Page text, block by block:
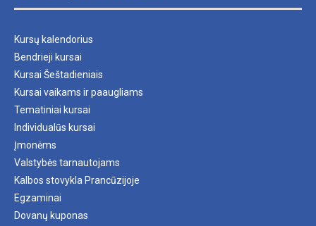
Kursų kalendorius
Bendrieji kursai
Kursai Šeštadieniais
Kursai vaikams ir paaugliams
Tematiniai kursai
Individualūs kursai
Įmonėms
Valstybės tarnautojams
Kalbos stovykla Prancūzijoje
Egzaminai
Dovanų kuponas